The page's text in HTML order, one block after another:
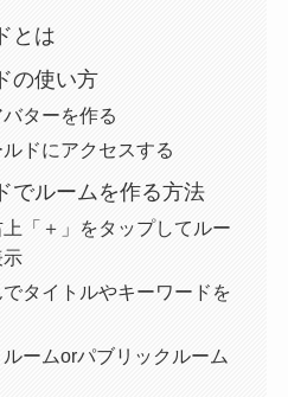
とは
の使い方
ターを作る
ドにアクセスする
でルームを作る方法
「＋」をタップしてルー
示
タイトルやキーワードを
ームorパブリックルーム